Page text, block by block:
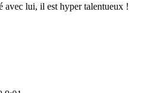
avec lui, il est hyper talentueux !